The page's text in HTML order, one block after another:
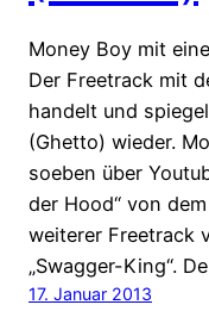
Money Boy mit
Der Freetrack mit
handelt und
(Ghetto) wieder.
soeben über
der Hood“ von
weiterer Freetrack
„Swagger-King“.
17. Januar 2013